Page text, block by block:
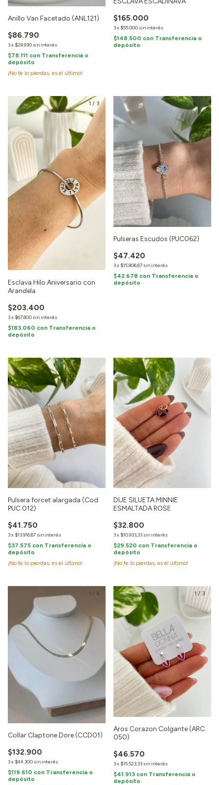
Anillo Van Facetado (ANL121)
$86.790
3x $28.930 sin interés
$78.111 con Transferencia o
depósito
¡No te lo pierdas, es el último!
$165.000
3x $55.000 sin interés
$148.500 con Transferencia o
depósito
1 / 3
Esclava Hilo Aniversario con
Arandela
$203.400
3x $67.800 sin interés
$183.060 con Transferencia o
depósito
1 3
Pulseras Escudos (PUC062)
$47.420
3x $15.806,67 sin interés
$42.678 con Transferencia o
depósito
Pulsera forcet alargada (Cod
PUC 012)
$41.750
3x $13.916,67 sin interés
$37.575 con Transferencia o
depósito
¡No te lo pierdas, es el último!
DIJE SILUETA MINNIE
ESMALTADA ROSE
$32.800
3x $10.933,33 sin interés
$29.520 con Transferencia o
depósito
¡No te lo pierdas, es el último!
1 / 6
Collar Claptone Dore (CCD01)
$132.900
3x $44.300 sin interés
$119.610 con Transferencia o
depósito
1 / 3
Aros Corazon Colgante (ARC
050)
$46.570
3x $15.523,33 sin interés
$41.913 con Transferencia o
depósito